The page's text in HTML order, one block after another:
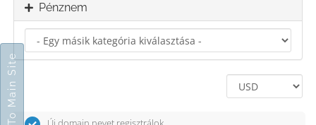
Pénznem
Go To Main Site